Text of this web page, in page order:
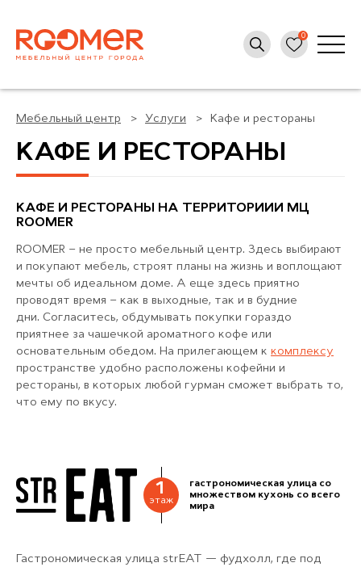
Мебельный центр Услуги Кафе и рестораны
КАФЕ И РЕСТОРАНЫ
КАФЕ И РЕСТОРАНЫ НА ТЕРРИТОРИИИ МЦ
ROOMER
ROOMER – не просто мебельный центр. Здесь выбирают
и покупают мебель, строят планы на жизнь и воплощают
мечты об идеальном доме. А еще здесь приятно
проводят время – как в выходные, так и в будние
дни. Согласитесь, обдумывать покупки гораздо
приятнее за чашечкой ароматного кофе или
основательным обедом. На прилегающем к комплексу
пространстве удобно расположены кофейни и
рестораны, в которых любой гурман сможет выбрать то,
что ему по вкусу.
1
этаж
гастрономическая улица со
множеством кухонь со всего
мира
Гастрономическая улица strEAT — фудхолл, где под